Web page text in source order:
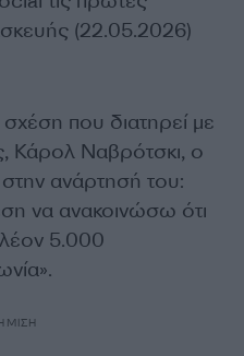
(22.05.2026)
που διατηρεί με
Κάρολ Ναβρότσκι, ο
ανάρτησή του:
να ανακοινώσω ότι
5.000